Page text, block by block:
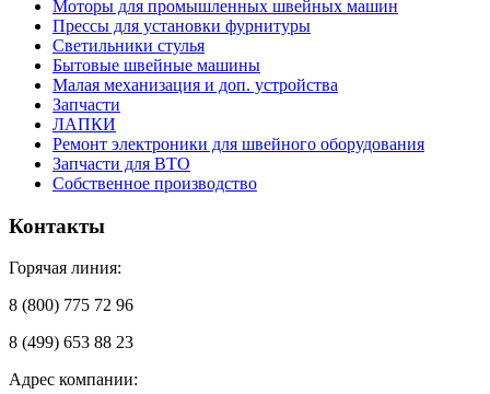
Моторы для промышленных швейных машин
Прессы для установки фурнитуры
Светильники стулья
Бытовые швейные машины
Малая механизация и доп. устройства
Запчасти
ЛАПКИ
Ремонт электроники для швейного оборудования
Запчасти для ВТО
Собственное производство
Контакты
Горячая линия:
8 (800) 775 72 96
8 (499) 653 88 23
Адрес компании: